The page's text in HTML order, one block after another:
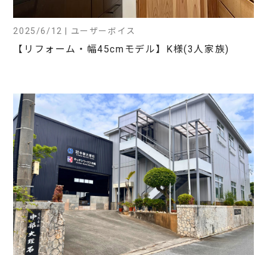
2025/6/12 | ユーザーボイス
【リフォーム・幅45cmモデル】K様(3人家族)